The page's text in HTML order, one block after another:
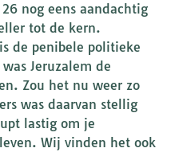
nog eens aandachtig
tot de kern.
de penibele politieke
Jeruzalem de
Zou het nu weer zo
was daarvan stellig
lastig om je
Wij vinden het ook